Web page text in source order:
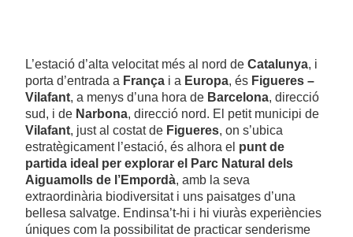
L’estació d’alta velocitat més al nord de Catalunya, i
porta d’entrada a França i a Europa, és Figueres –
Vilafant, a menys d’una hora de Barcelona, direcció
sud, i de Narbona, direcció nord. El petit municipi de
Vilafant, just al costat de Figueres, on s’ubica
estratègicament l’estació, és alhora el punt de
partida ideal per explorar el Parc Natural dels
Aiguamolls de l’Empordà, amb la seva
extraordinària biodiversitat i uns paisatges d’una
bellesa salvatge. Endinsa’t-hi i hi viuràs experiències
úniques com la possibilitat de practicar senderisme